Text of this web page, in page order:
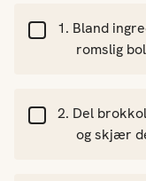
Bland
romslig
Del
og skjær